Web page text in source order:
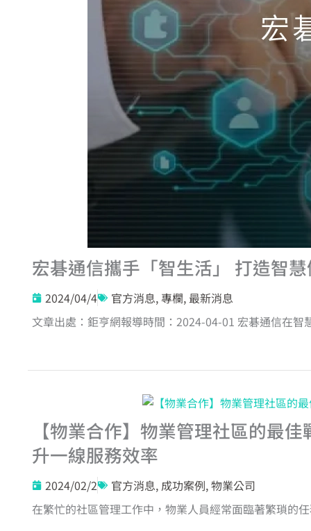
宏碁通信攜手「智生活」 打造智
2024/04/4 官方消息,專欄,最新消息
【物業合作】物業管理社區的最
升一線服務效率
2024/02/2 官方消息, 成功案例,物業公司